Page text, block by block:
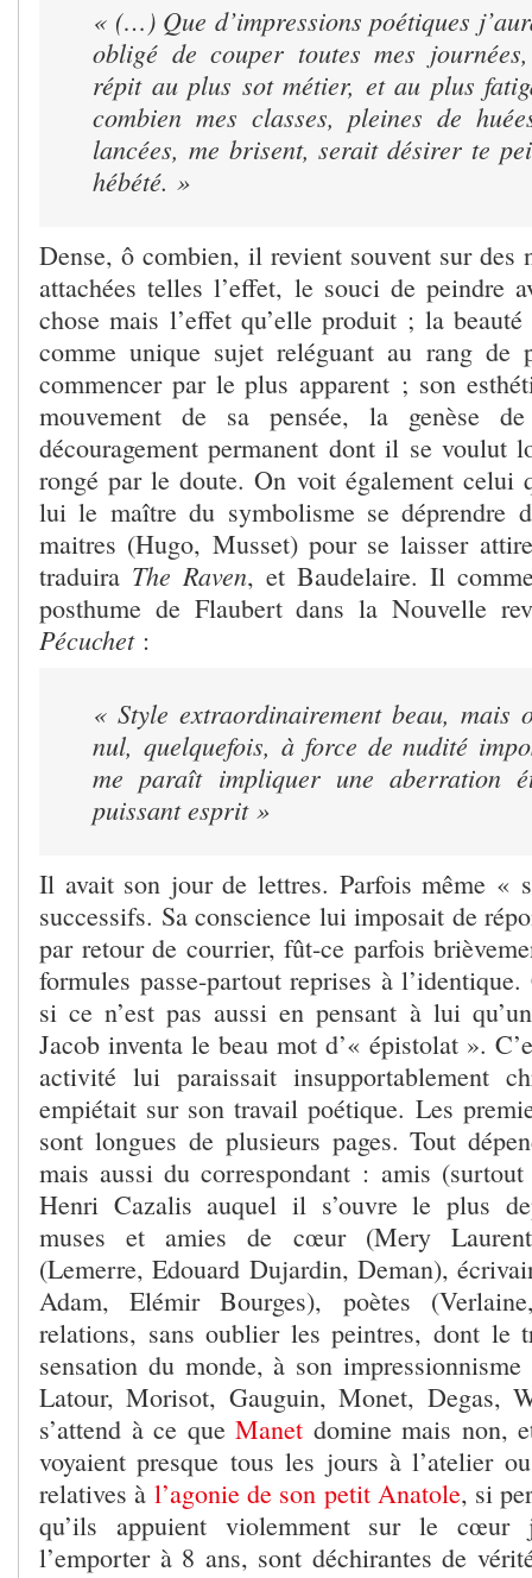
« (…) Que d’impressions poétiques
obligé de couper toutes mes
répit au plus sot métier, et au plus
combien mes classes, pleines de
lancées, me brisent, serait désirer te
hébété. »
Dense, ô combien, il revient souvent sur des
attachées telles l’effet, le souci de peindre
chose mais l’effet qu’elle produit ; la
comme unique sujet reléguant au rang de
commencer par le plus apparent ; son
mouvement de sa pensée, la genèse
découragement permanent dont il se voulut
rongé par le doute. On voit également celui
lui le maître du symbolisme se déprendre
maitres (Hugo, Musset) pour se laisser
traduira The Raven, et Baudelaire. Il
posthume de Flaubert dans la Nouvelle
Pécuchet :
« Style extraordinairement beau, mais
nul, quelquefois, à force de nudité
me paraît impliquer une aberration
puissant esprit »
Il avait son jour de lettres. Parfois même «
successifs. Sa conscience lui imposait de
par retour de courrier, fût-ce parfois
formules passe-partout reprises à l’identique.
si ce n’est pas aussi en pensant à lui
Jacob inventa le beau mot d’« épistolat ».
activité lui paraissait insupportablement
empiétait sur son travail poétique. Les
sont longues de plusieurs pages. Tout
mais aussi du correspondant : amis
Henri Cazalis auquel il s’ouvre le plus
muses et amies de cœur (Mery
(Lemerre, Edouard Dujardin, Deman),
Adam, Elémir Bourges), poètes
relations, sans oublier les peintres, dont le
sensation du monde, à son
Latour, Morisot, Gauguin, Monet, Degas,
s’attend à ce queManet domine mais non,
voyaient presque tous les jours à l’atelier
relatives à l’agonie de son petit Anatole, si
qu’ils appuient violemment sur le cœur
l’emporter à 8 ans, sont déchirantes de